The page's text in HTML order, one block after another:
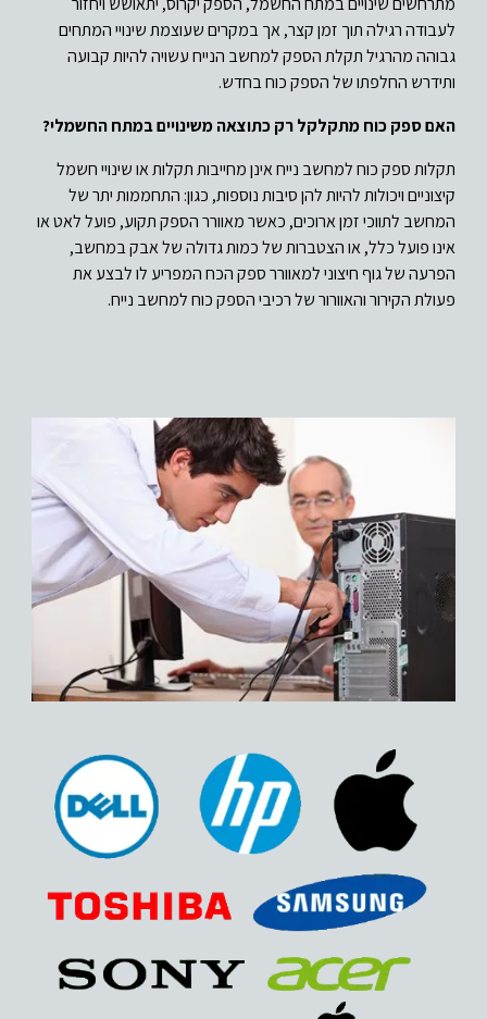
לעבודה רגילה תוך זמן קצר, אך במקרים שעוצמת שינויי המתחים
גבוהה מהרגיל תקלת הספק למחשב הנייח עשויה להיות קבועה
ותידרש החלפתו של הספק כוח בחדש.
האם ספק כוח מתקלקל רק כתוצאה משינויים במתח החשמלי?
תקלות ספק כוח למחשב נייח אינן מחייבות תקלות או שינויי חשמל
קיצוניים ויכולות להיות להן סיבות נוספות, כגון: התחממות יתר של
המחשב לתווכי זמן ארוכים, כאשר מאוורר הספק תקוע, פועל לאט או
אינו פועל כלל, או הצטברות של כמות גדולה של אבק במחשב,
הפרעה של גוף חיצוני למאוורר ספק הכח המפריע לו לבצע את
פעולת הקירור והאוורור של רכיבי הספק כוח למחשב נייח.